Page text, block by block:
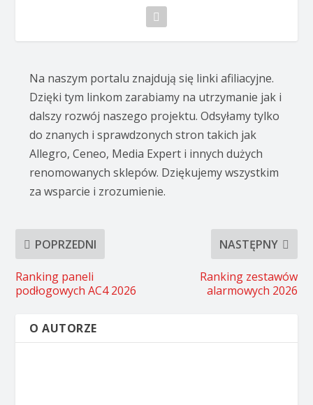
Na naszym portalu znajdują się linki afiliacyjne.
Dzięki tym linkom zarabiamy na utrzymanie jak i
dalszy rozwój naszego projektu. Odsyłamy tylko
do znanych i sprawdzonych stron takich jak
Allegro, Ceneo, Media Expert i innych dużych
renomowanych sklepów. Dziękujemy wszystkim
za wsparcie i zrozumienie.
POPRZEDNI
Ranking paneli
podłogowych AC4 2026
NASTĘPNY
Ranking zestawów
alarmowych 2026
O AUTORZE